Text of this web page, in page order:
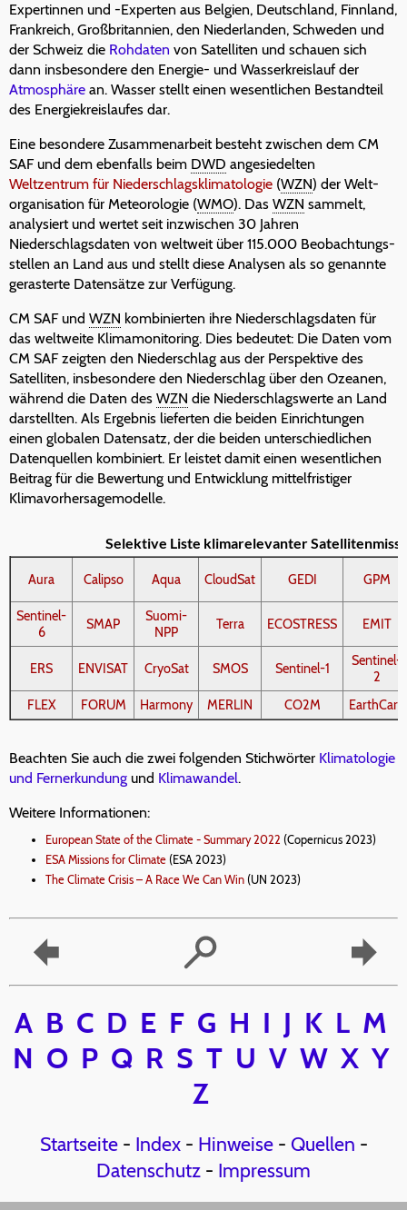
Expertinnen und -Experten aus Belgien, Deutschland, Finnland,
Frankreich, Großbritannien, den Niederlanden, Schweden und
der Schweiz die Rohdaten von Satelliten und schauen sich
dann insbesondere den Energie- und Wasserkreislauf der
Atmosphäre an. Wasser stellt einen wesentlichen Bestandteil
des Energiekreislaufes dar.
Eine besondere Zusammenarbeit besteht zwischen dem CM
SAF und dem ebenfalls beim DWD angesiedelten
Weltzentrum für Niederschlagsklimatologie (WZN) der Welt-
organisation für Meteorologie (WMO). Das WZN sammelt,
analysiert und wertet seit inzwischen 30 Jahren
Niederschlagsdaten von weltweit über 115.000 Beobachtungs-
stellen an Land aus und stellt diese Analysen als so genannte
gerasterte Datensätze zur Verfügung.
CM SAF und WZN kombinierten ihre Niederschlagsdaten für
das weltweite Klimamonitoring. Dies bedeutet: Die Daten vom
CM SAF zeigten den Niederschlag aus der Perspektive des
Satelliten, insbesondere den Niederschlag über den Ozeanen,
während die Daten des WZN die Niederschlagswerte an Land
darstellten. Als Ergebnis lieferten die beiden Einrichtungen
einen globalen Datensatz, der die beiden unterschiedlichen
Datenquellen kombiniert. Er leistet damit einen wesentlichen
Beitrag für die Bewertung und Entwicklung mittelfristiger
Klimavorhersagemodelle.
Selektive Liste klimarelevanter
Aura Calipso Aqua CloudSat GEDI GPM
Sentinel-
6
SMAP
Suomi-
NPP
Terra ECOSTRESS EMIT
ERS ENVISAT CryoSat SMOS Sentinel-1
Sentinel-
2
FLEX
FORUM Harmony MERLIN CO2M EarthCare
Beachten Sie auch die zwei folgenden Stichwörter Klimatologie
und Fernerkundung und Klimawandel.
Weitere Informationen:
European State of the Climate - Summary 2022 (Copernicus 2023)
ESA Missions for Climate (ESA 2023)
The Climate Crisis – A Race We Can Win (UN 2023)
A B C D E F G H I J K L M
N O P Q R S T U V W X Y
Z
Startseite- Index- Hinweise- Quellen -
Datenschutz - Impressum